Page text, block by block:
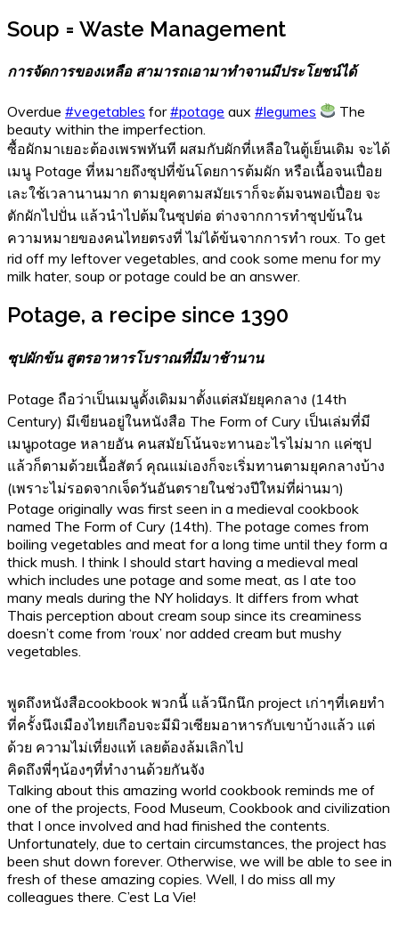
Soup = Waste Management
การจัดการของเหลือ สามารถเอามาทำจานมีประโยชน์ได้
Overdue #vegetables for#potage aux #legumes
The
beauty within the imperfection.
ซื้อผักมาเยอะต้องเพรพทันที ผสมกับผักที่เหลือในตู้เย็นเดิม จะได้
เมนู Potage ที่หมายถึงซุปที่ข้นโดยการต้มผัก หรือเนื้อจนเปื่อย
เละใช้เวลานานมาก ตามยุคตามสมัยเราก็จะต้มจนพอเปื่อย จะ
ตักผักไปปั่น แล้วนำไปต้มในซุปต่อ ต่างจากการทำซุปข้นใน
ความหมายของคนไทยตรงที่ ไม่ได้ข้นจากการทำ roux. To get
rid off my leftover vegetables, and cook some menu for my
milk hater, soup or potage could be an answer.
Potage, a recipe since 1390
ซุปผักข้น สูตรอาหารโบราณที่มีมาช้านาน
Potage ถือว่าเป็นเมนูดั้งเดิมมาตั้งแต่สมัยยุคกลาง (14th
Century) มีเขียนอยู่ในหนังสือ The Form of Cury เป็นเล่มที่มี
เมนูpotage หลายอัน คนสมัยโน้นจะทานอะไรไม่มาก แค่ซุป
แล้วก็ตามด้วยเนื้อสัตว์ คุณแม่เองก็จะเริ่มทานตามยุคกลางบ้าง
(เพราะไม่รอดจากเจ็ดวันอันตรายในช่วงปีใหม่ที่ผ่านมา)
Potage originally was first seen in a medieval cookbook
named The Form of Cury (14th). The potage comes from
boiling vegetables and meat for a long time until they form a
thick mush. I think I should start having a medieval meal
which includes une potage and some meat, as I ate too
many meals during the NY holidays. It differs from what
Thais perception about cream soup since its creaminess
doesn’t come from ‘roux’ nor added cream but mushy
vegetables.
พูดถึงหนังสือcookbook พวกนี้ แล้วนึกนึก project เก่าๆที่เคยทำ
ที่ครั้งนึงเมืองไทยเกือบจะมีมิวเซียมอาหารกับเขาบ้างแล้ว แต่
ด้วย ความไม่เที่ยงแท้ เลยต้องล้มเลิกไป
คิดถึงพี่ๆน้องๆที่ทำงานด้วยกันจัง
Talking about this amazing world cookbook reminds me of
one of the projects, Food Museum, Cookbook and civilization
that I once involved and had finished the contents.
Unfortunately, due to certain circumstances, the project has
been shut down forever. Otherwise, we will be able to see in
fresh of these amazing copies. Well, I do miss all my
colleagues there. C’est La Vie!